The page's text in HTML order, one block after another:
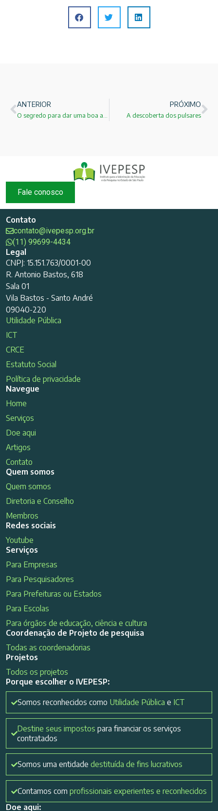
ANTERIOR PRÓXIMO
A descoberta dos pulsares
Fale conosco
Contato
contato@ivepesp.org.br
(11) 99699-4434
Legal
CNPJ: 15.151.763/0001-00
R. Antonio Bastos, 618
Sala 01
Vila Bastos - Santo André
09040-220
Utilidade Pública
ICT
CRCE
Estatuto Social
Política de privacidade
Navegue
Home
Serviços
Doe aqui
Artigos
Contato
Quem somos
Quem somos
Diretoria e Conselho
Membros
Redes sociais
Youtube
Serviços
Para Empresas
Para Pesquisadores
Para Prefeituras ou Estados
Para Escolas
Para órgãos de educação, ciência e cultura
Coordenação de Projeto de pesquisa
Todas as coordenadorias
Projetos
Todos os projetos
Porque escolher o IVEPESP:
Somos reconhecidos como Utilidade Pública e ICT
Destine seus impostos para financiar os serviços
contratados
Somos uma entidade destituída de fins lucrativos
Contamos com profissionais experientes e reconhecidos
Doe aqui: